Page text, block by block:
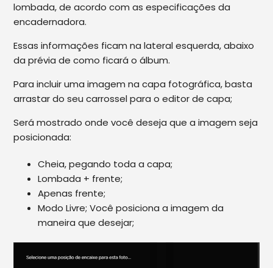
lombada, de acordo com as especificações da
encadernadora.
Essas informações ficam na lateral esquerda, abaixo
da prévia de como ficará o álbum.
Para incluir uma imagem na capa fotográfica, basta
arrastar do seu carrossel para o editor de capa;
Será mostrado onde você deseja que a imagem seja
posicionada:
Cheia, pegando toda a capa;
Lombada + frente;
Apenas frente;
Modo Livre; Você posiciona a imagem da
maneira que desejar;